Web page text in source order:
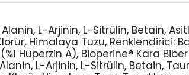
L-Arjinin, L-Sitrülin, Betain,
Himalaya Tuzu, Renklendirici:
Hüperzin A), Bioperine® Kara
L-Arjinin, L-Sitrülin, Betain,